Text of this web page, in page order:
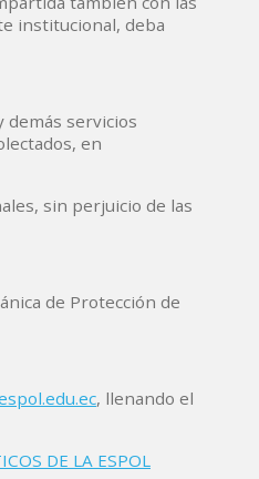
institucional, deba
demás servicios
en
sin perjuicio de las
de Protección de
, llenando el
DE LA ESPOL